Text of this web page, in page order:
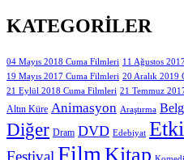
KATEGORILER
04 Mayıs 2018 Cuma Filmleri 11 Ağustos
19 Mayıs 2017 Cuma Filmleri 20 Aralık 2019
21 Eylül 2018 Cuma Filmleri 21 Temmuz
Altın Küre Animasyon Araştırma
Diğer Dram DVD Edebiyat
Festival Film Kitap